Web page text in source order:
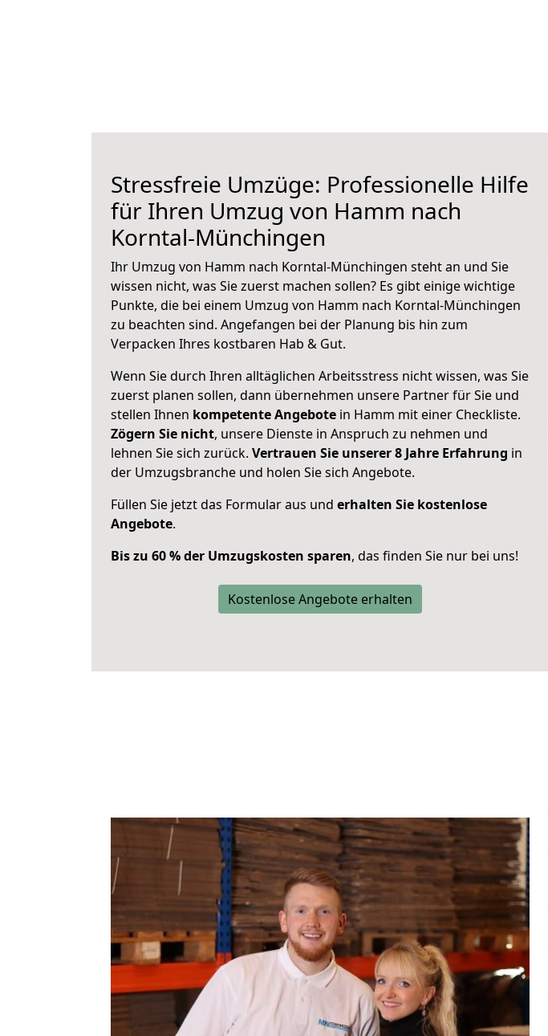
Stressfreie Umzüge: Professionelle Hilfe
für Ihren Umzug von Hamm nach
Korntal-Münchingen
Ihr Umzug von Hamm nach Korntal-Münchingen steht an und Sie
wissen nicht, was Sie zuerst machen sollen? Es gibt einige wichtige
Punkte, die bei einem Umzug von Hamm nach Korntal-Münchingen
zu beachten sind. Angefangen bei der Planung bis hin zum
Verpacken Ihres kostbaren Hab & Gut.
Wenn Sie durch Ihren alltäglichen Arbeitsstress nicht wissen, was Sie
zuerst planen sollen, dann übernehmen unsere Partner für Sie und
stellen Ihnen kompetente Angebote in Hamm mit einer Checkliste.
Zögern Sie nicht, unsere Dienste in Anspruch zu nehmen und
lehnen Sie sich zurück. Vertrauen Sie unserer 8 Jahre Erfahrung in
der Umzugsbranche und holen Sie sich Angebote.
Füllen Sie jetzt das Formular aus und erhalten Sie kostenlose
Angebote.
Bis zu 60 % der Umzugskosten sparen, das finden Sie nur bei uns!
Kostenlose Angebote erhalten